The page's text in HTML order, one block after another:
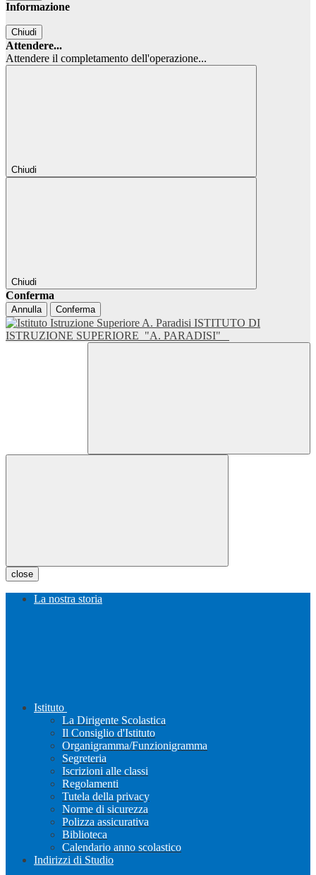
Informazione
Chiudi
Attendere...
Attendere il completamento dell'operazione...
Chiudi
Chiudi
Conferma
Annulla Conferma
ISTITUTO DI
ISTRUZIONE SUPERIORE "A. PARADISI"
close
La nostra storia
Istituto
La Dirigente Scolastica
Il Consiglio d'Istituto
Organigramma/Funzionigramma
Segreteria
Iscrizioni alle classi
Regolamenti
Tutela della privacy
Norme di sicurezza
Polizza assicurativa
Biblioteca
Calendario anno scolastico
Indirizzi di Studio